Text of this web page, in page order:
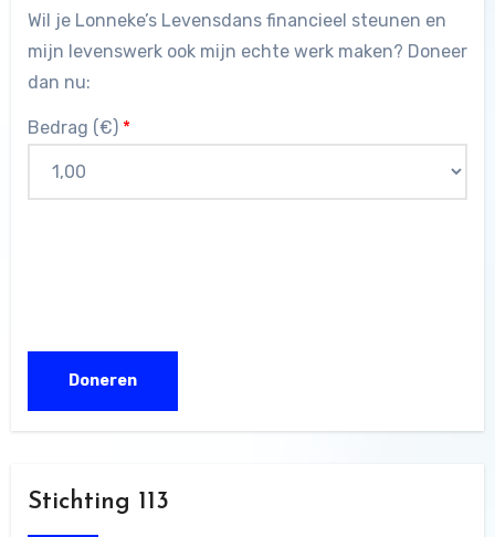
Wil je Lonneke’s Levensdans financieel steunen en
mijn levenswerk ook mijn echte werk maken? Doneer
dan nu:
Bedrag (€) *
Stichting 113